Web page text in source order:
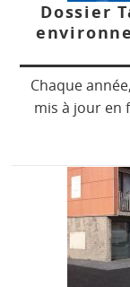
Dossier
Chaque
mis à jour en